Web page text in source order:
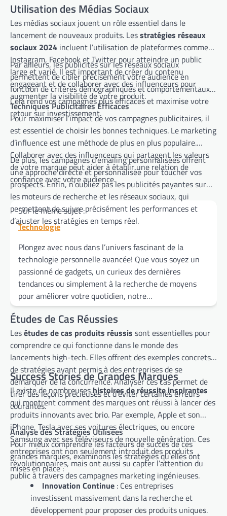
Utilisation des Médias Sociaux
Les médias sociaux jouent un rôle essentiel dans le
lancement de nouveaux produits. Lesstratégies réseaux
sociaux 2024 incluent l’utilisation de plateformes comme
Instagram, Facebook et Twitter pour atteindre un public
large et varié. Il est important de créer du contenu
engageant et de collaborer avec des influenceurs pour
augmenter la visibilité de votre produit.
Par ailleurs, les publicités sur les réseaux sociaux
permettent de cibler précisément votre audience en
fonction de critères démographiques et comportementaux.
Cela rend vos campagnes plus efficaces et maximise votre
retour sur investissement.
Techniques Publicitaires Efficaces
Pour maximiser l’impact de vos campagnes publicitaires, il
est essentiel de choisir les bonnes techniques. Le marketing
d’influence est une méthode de plus en plus populaire.
Collaborer avec des influenceurs qui partagent les valeurs
de votre marque peut aider à établir une relation de
confiance avec votre audience.
De plus, les campagnes d’emailing personnalisées offrent
une approche directe et personnalisée pour toucher vos
prospects. Enfin, n’oubliez pas les publicités payantes sur
les moteurs de recherche et les réseaux sociaux, qui
permettent de suivre précisément les performances et
d’ajuster les stratégies en temps réel.
Sur le même sujet :
Technologie
Plongez avec nous dans l’univers fascinant de la
technologie personnelle avancée! Que vous soyez un
passionné de gadgets, un curieux des dernières
tendances ou simplement à la recherche de moyens
pour améliorer votre quotidien, notre…
Études de Cas Réussies
Lesétudes de cas produits réussis sont essentielles pour
comprendre ce qui fonctionne dans le monde des
lancements high-tech. Elles offrent des exemples concrets
de stratégies ayant permis à des entreprises de se
démarquer de la concurrence. Analyser ces cas permet de
tirer des leçons précieuses et d’éviter certaines erreurs
courantes.
Success Stories de Grandes Marques
Il existe de nombreuseshistoires de réussite inspirantes
qui montrent comment des marques ont réussi à lancer des
produits innovants avec brio. Par exemple, Apple et son
iPhone, Tesla avec ses voitures électriques, ou encore
Samsung avec ses téléviseurs de nouvelle génération. Ces
entreprises ont non seulement introduit des produits
révolutionnaires, mais ont aussi su capter l’attention du
public à travers des campagnes marketing ingénieuses.
Analyse des Stratégies Utilisées
Pour mieux comprendre les facteurs de succès de ces
grandes marques, examinons les stratégies qu’elles ont
mises en place :
Innovation Continue : Ces entreprises
investissent massivement dans la recherche et
développement pour proposer des produits uniques.